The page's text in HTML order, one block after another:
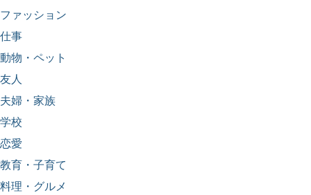
ファッション
仕事
動物・ペット
友人
夫婦・家族
学校
恋愛
教育・子育て
料理・グルメ